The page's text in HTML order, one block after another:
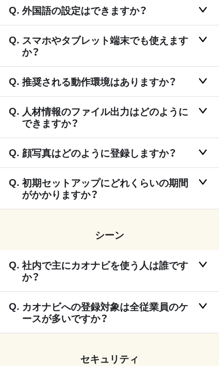
外国語の設定はできますか？
スマホやタブレット端末でも使えます
か？
推奨される動作環境はありますか？
人材情報のファイル出力はどのように
できますか？
顔写真はどのように登録しますか？
初期セットアップにどれくらいの期間
がかかりますか？
シーン
社内で主にカオナビを使う人は誰です
か？
カオナビへの登録対象は全従業員のケ
ースが多いですか？
セキュリティ